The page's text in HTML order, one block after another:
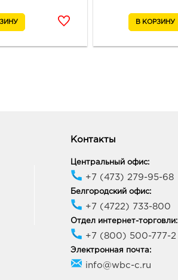
руб.
ул Переверткина, д. 7
Линия Северный:
Воронежская обл, г
б-р Победы, д. 38
9:00 - 20:00
Контакты
Центральный офис:
+7 (473) 279-95-68
Белгородский офис:
+7 (4722) 733-800
Отдел интернет-торговли:
+7 (800) 500-777-2
Электронная почта:
info@wbc-c.ru